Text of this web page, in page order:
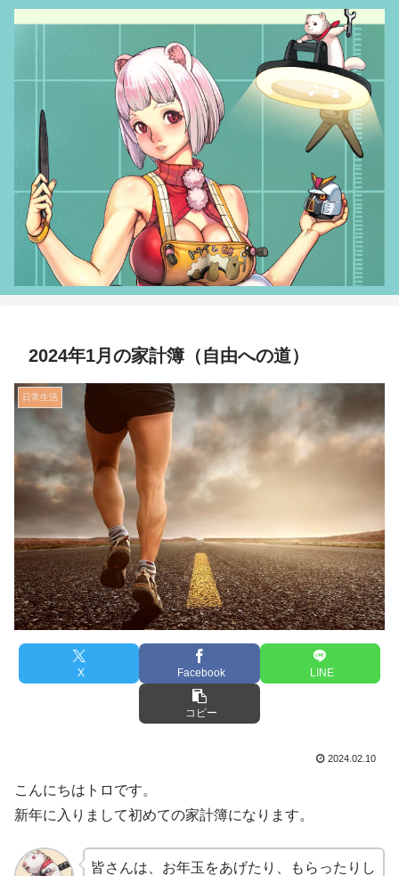
2024年1月の家計簿（自由への道）
日常生活
X Facebook LINE
コピー
2024.02.10
こんにちはトロです。
新年に入りまして初めての家計簿になります。
皆さんは、お年玉をあげたり、もらったりし